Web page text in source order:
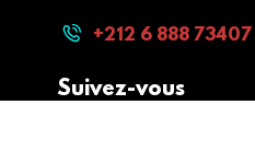
+212 6 888 73407
Suivez-vous